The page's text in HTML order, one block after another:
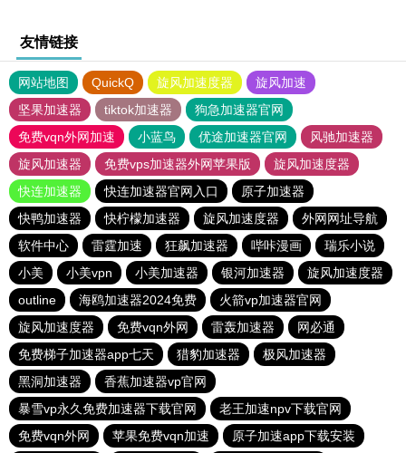
友情链接
网站地图 QuickQ 旋风加速度器
旋风加速
坚果加速器
tiktok加速器
狗急加速器官网
免费vqn外网加速
小蓝鸟 优途加速器官网
风驰加速器
旋风加速器
免费vps加速器外网苹果版
旋风加速度器
快连加速器
快连加速器官网入口
原子加速器
快鸭加速器
快柠檬加速器 旋风加速度器
外网网址导航
软件中心
雷霆加速 狂飙加速器 哔咔漫画
瑞乐小说
小美
小美vpn 小美加速器 银河加速器
旋风加速度器
outline
海鸥加速器2024免费
火箭vp加速器官网
旋风加速度器
免费vqn外网 雷轰加速器
网必通
免费梯子加速器app七天
猎豹加速器
极风加速器
黑洞加速器
香蕉加速器vp官网
暴雪vp永久免费加速器下载官网
老王加速npv下载官网
免费vqn外网
苹果免费vqn加速
原子加速app下载安装